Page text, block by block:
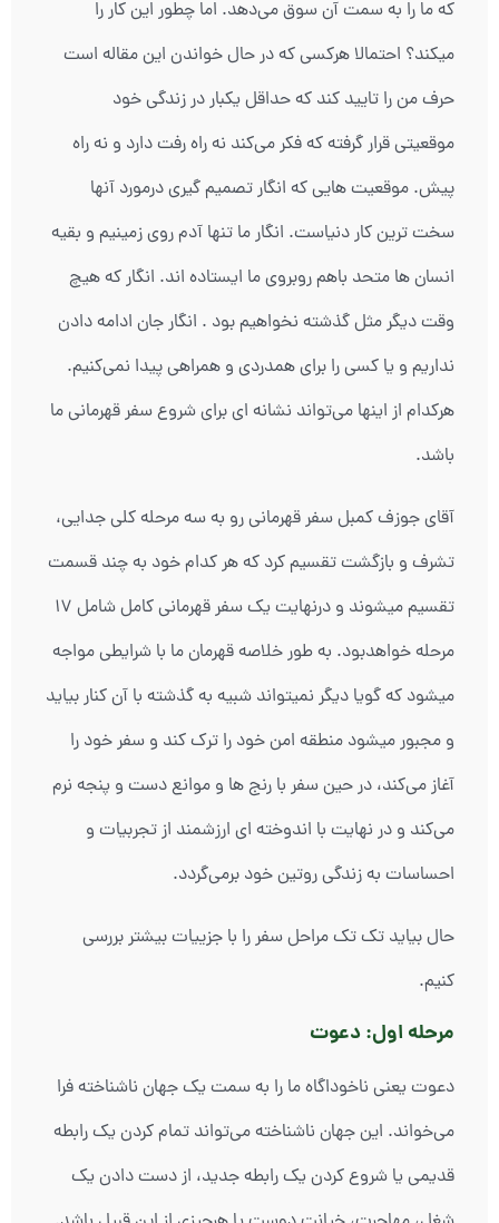
که ما را به سمت آن سوق می‌دهد. اما چطور این کار را
میکند؟ احتمالا هرکسی که در حال خواندن این مقاله است
حرف من را تایید کند که حداقل یکبار در زندگی خود
موقعیتی قرار گرفته که فکر می‌کند نه راه رفت دارد و نه راه
پیش. موقعیت هایی که انگار تصمیم گیری درمورد آنها
سخت ترین کار دنیاست. انگار ما تنها آدم روی زمینیم و بقیه
انسان ها متحد باهم روبروی ما ایستاده اند. انگار که هیچ
وقت دیگر مثل گذشته نخواهیم بود . انگار جان ادامه دادن
نداریم و یا کسی را برای همدردی و همراهی پیدا نمی‌کنیم.
هرکدام از اینها می‌تواند نشانه ای برای شروع سفر قهرمانی ما
باشد.
آقای جوزف کمبل سفر قهرمانی رو به سه مرحله کلی جدایی،
تشرف و بازگشت تقسیم کرد که هر کدام خود به چند قسمت
تقسیم میشوند و درنهایت یک سفر قهرمانی کامل شامل 17
مرحله خواهدبود. به طور خلاصه قهرمان ما با شرایطی مواجه
میشود که گویا دیگر نمیتواند شبیه به گذشته با آن کنار بیاید
و مجبور میشود منطقه امن خود را ترک کند و سفر خود را
آغاز می‌کند، در حین سفر با رنج ها و موانع دست و پنجه نرم
می‌کند و در نهایت با اندوخته ای ارزشمند از تجربیات و
احساسات به زندگی روتین خود برمی‌گردد.
حال بیاید تک تک مراحل سفر را با جزییات بیشتر بررسی
کنیم.
مرحله اول: دعوت
دعوت یعنی ناخوداگاه ما را به سمت یک جهان ناشناخته فرا
می‌خواند. این جهان ناشناخته می‌تواند تمام کردن یک رابطه
قدیمی یا شروع کردن یک رابطه جدید، از دست دادن یک